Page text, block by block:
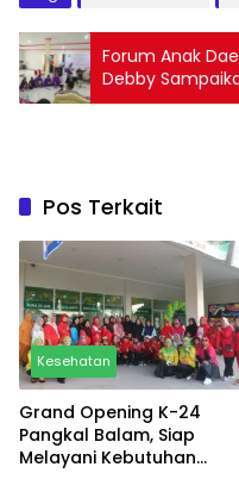
Forum Anak
Debby
Pos Terkait
Kesehatan
Grand Opening K-24
Pangkal Balam, Siap
Melayani Kebutuhan